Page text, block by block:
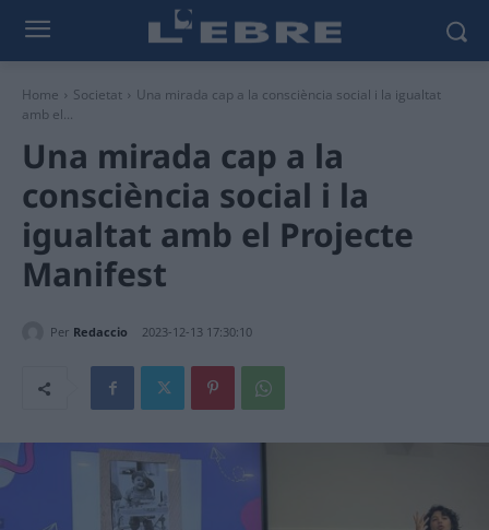
Home Societat
Una mirada cap a la consciència social i la igualtat
amb el...
Una mirada cap a la
consciència social i la
igualtat amb el Projecte
Manifest
Per Redaccio 2023-12-13 17:30:10